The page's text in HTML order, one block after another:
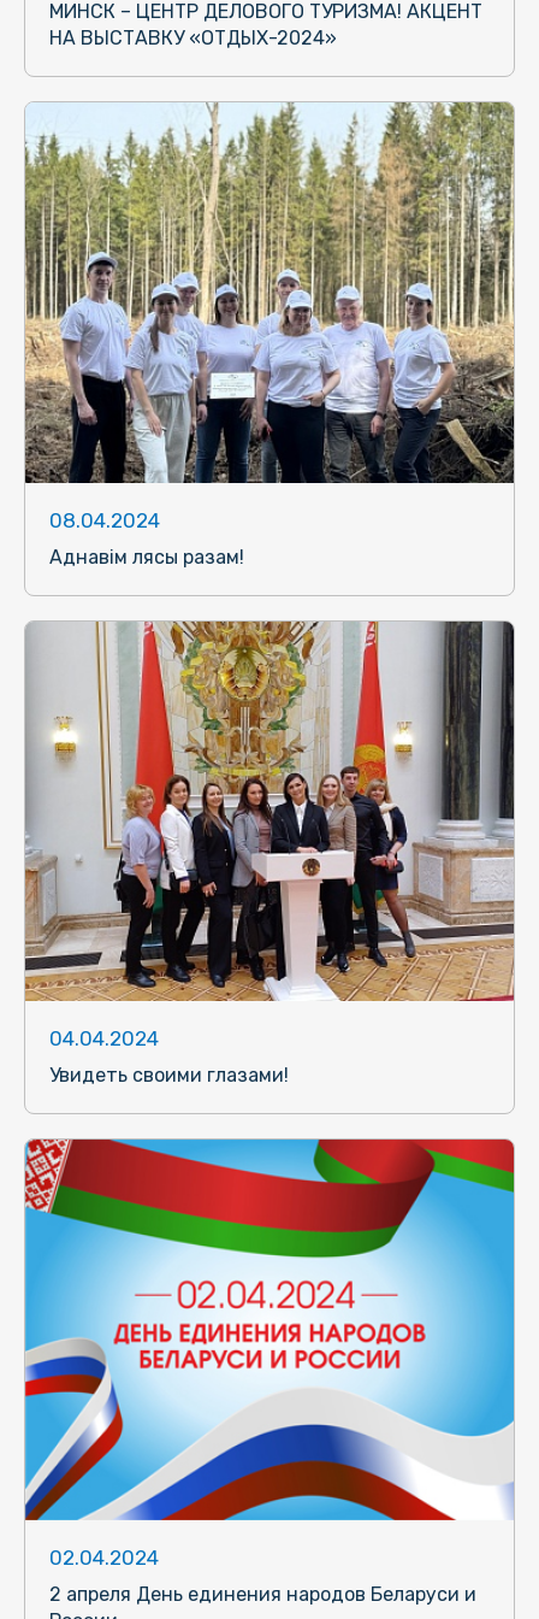
МИНСК – ЦЕНТР ДЕЛОВОГО ТУРИЗМА! АКЦЕНТ
НА ВЫСТАВКУ «ОТДЫХ-2024»
08.04.2024
Аднавiм лясы разам!
04.04.2024
Увидеть своими глазами!
02.04.2024
2 апреля День единения народов Беларуси и